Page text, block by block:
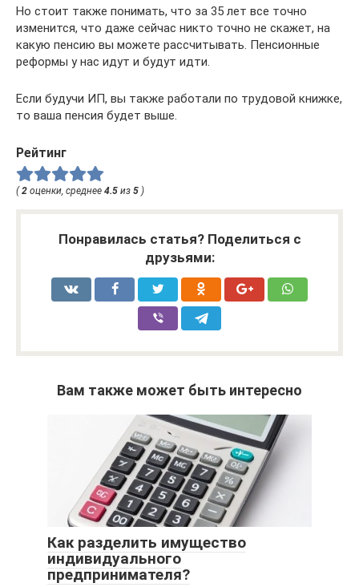
Но стоит также понимать, что за 35 лет все точно
изменится, что даже сейчас никто точно не скажет, на
какую пенсию вы можете рассчитывать. Пенсионные
реформы у нас идут и будут идти.
Если будучи ИП, вы также работали по трудовой книжке,
то ваша пенсия будет выше.
Рейтинг
(2 оценки, среднее 4.5 из 5 )
Понравилась статья? Поделиться с
друзьями:
Вам также может быть интересно
Как разделить имущество
индивидуального
предпринимателя?